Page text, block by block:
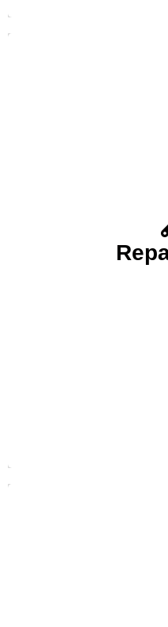
usted puede tener
nuestro Servicio
Electrodomésticos